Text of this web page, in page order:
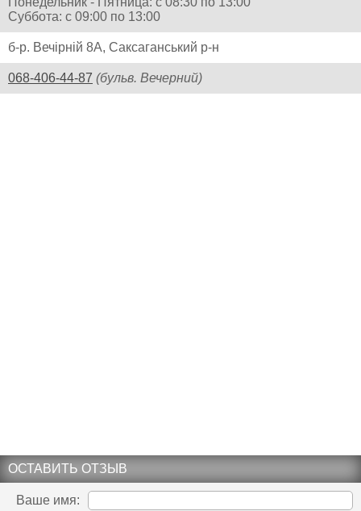
Суббота: с 09:00 по 13:00
б-р. Вечірній 8А, Саксаганський р-н
068-406-44-87 (бульв. Вечерний)
ОСТАВИТЬ ОТЗЫВ
Ваше имя: